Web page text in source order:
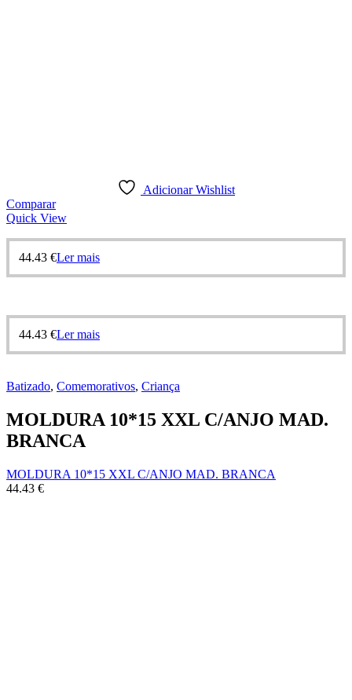
Adicionar Wishlist
Comparar
Quick View
44.43 €Ler mais
44.43 €Ler mais
Batizado, Comemorativos, Criança
MOLDURA 10*15 XXL C/ANJO MAD.
BRANCA
MOLDURA 10*15 XXL C/ANJO MAD. BRANCA
44.43 €